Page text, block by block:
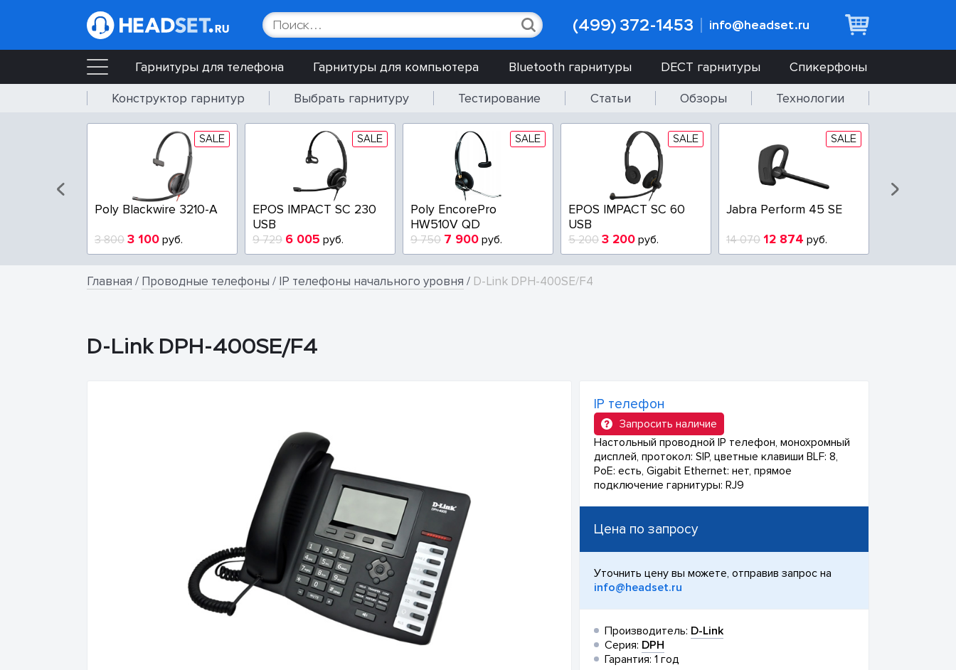
(499) 372-1453 info@headset.ru
Гарнитуры для телефона Гарнитуры для компьютера Bluetooth гарнитуры DECT гарнитуры
Спикерфоны
Конструктор гарнитур
Выбрать гарнитуру Тестирование Статьи Обзоры Технологии
SALE
Poly Blackwire 3210-A
3 800 3 100 руб.
SALE
EPOS IMPACT SC 230
USB
9 729 6 005 руб.
SALE
Poly EncorePro
HW510V QD
9 750 7 900 руб.
SALE
EPOS IMPACT SC 60
USB
5 200 3 200 руб.
SALE
Jabra Perform 45 SE
14 070 12 874 руб.
Главная / Проводные телефоны / IP телефоны начального уровня / D-Link DPH-400SE/F4
D-Link DPH-400SE/F4
IP телефон
Запросить наличие
Настольный проводной IP телефон, монохромный
дисплей, протокол: SIP, цветные клавиши BLF: 8,
PoE: есть, Gigabit Ethernet: нет, прямое
подключение гарнитуры: RJ9
Цена по запросу
Уточнить цену вы можете, отправив запрос на
info@headset.ru
Производитель: D-Link
Серия: DPH
Гарантия: 1 год